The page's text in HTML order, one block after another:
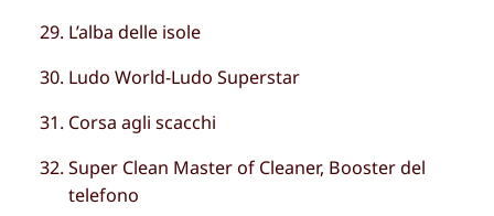
L’alba delle isole
Ludo World-Ludo Superstar
Corsa agli scacchi
Super Clean Master of Cleaner, Booster del
telefono